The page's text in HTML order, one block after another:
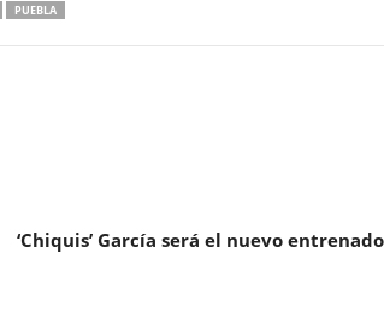
PUEBLA
‘Chiquis’ García será el nuevo